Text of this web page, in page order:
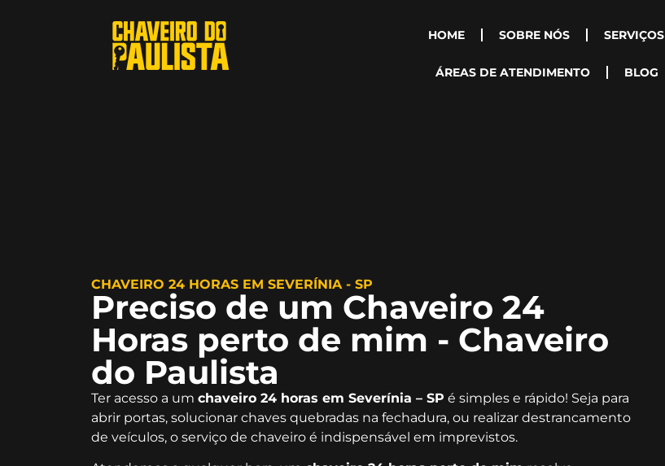
HOME SOBRE NÓS SERVIÇOS
ÁREAS DE ATENDIMENTO BLOG
CHAVEIRO 24 HORAS EM SEVERÍNIA - SP
Preciso de um Chaveiro 24
Horas perto de mim - Chaveiro
do Paulista
Ter acesso a um chaveiro 24 horas em Severínia – SP é simples e rápido! Seja para
abrir portas, solucionar chaves quebradas na fechadura, ou realizar destrancamento
de veículos, o serviço de chaveiro é indispensável em imprevistos.